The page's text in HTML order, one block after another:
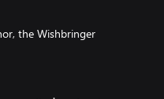
the Wishbringer